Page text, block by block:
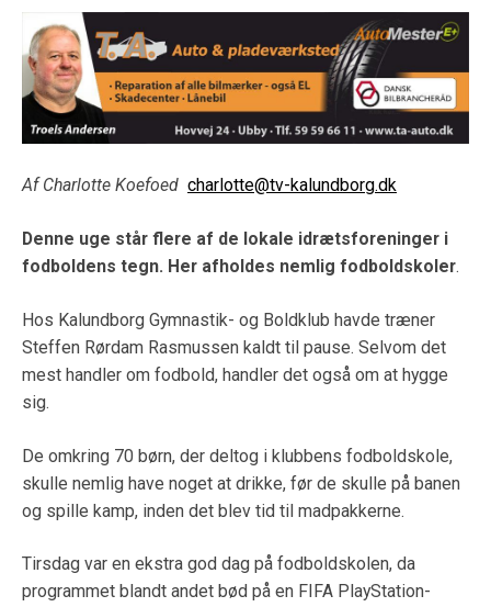
Af Charlotte Koefoed charlotte@tv-kalundborg.dk
Denne uge står flere af de lokale idrætsforeninger i
fodboldens tegn. Her afholdes nemlig fodboldskoler.
Hos Kalundborg Gymnastik- og Boldklub havde træner
Steffen Rørdam Rasmussen kaldt til pause. Selvom det
mest handler om fodbold, handler det også om at hygge
sig.
De omkring 70 børn, der deltog i klubbens fodboldskole,
skulle nemlig have noget at drikke, før de skulle på banen
og spille kamp, inden det blev tid til madpakkerne.
Tirsdag var en ekstra god dag på fodboldskolen, da
programmet blandt andet bød på en FIFA PlayStation-